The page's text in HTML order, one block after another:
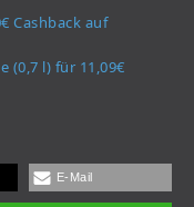
Cashback auf
(0,7 l) für 11,09€
E-Mail